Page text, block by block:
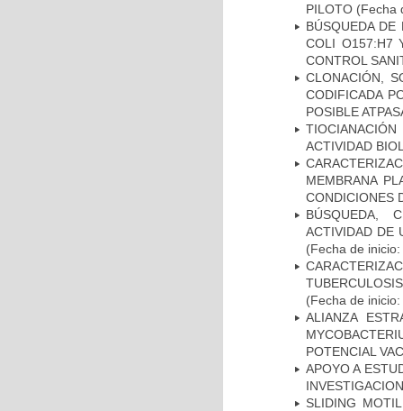
PILOTO (Fecha
BÚSQUEDA DE
COLI O157:H7
CONTROL
CLONACIÓN,
CODIFICADA
POSIBLE
ACTIVIDAD
MEMBRANA
CONDICIONES
BÚSQUEDA,
ACTIVIDAD DE
(Fecha de
(Fecha de
ALIANZA
POTENCIAL
APOYO A
SLIDING